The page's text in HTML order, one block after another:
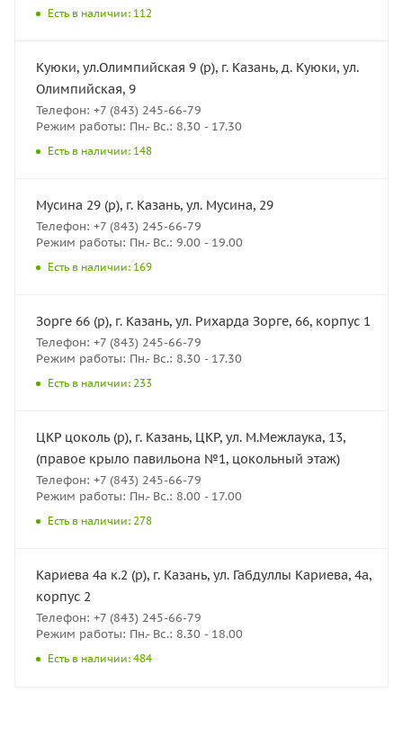
Есть в наличии: 112
Куюки, ул.Олимпийская 9 (р), г. Казань, д. Куюки, ул.
Олимпийская, 9
Телефон: +7 (843) 245-66-79
Режим работы: Пн.- Вс.: 8.30 - 17.30
Есть в наличии: 148
Мусина 29 (р), г. Казань, ул. Мусина, 29
Телефон: +7 (843) 245-66-79
Режим работы: Пн.- Вс.: 9.00 - 19.00
Есть в наличии: 169
Зорге 66 (р), г. Казань, ул. Рихарда Зорге, 66, корпус 1
Телефон: +7 (843) 245-66-79
Режим работы: Пн.- Вс.: 8.30 - 17.30
Есть в наличии: 233
ЦКР цоколь (р), г. Казань, ЦКР, ул. М.Межлаука, 13,
(правое крыло павильона №1, цокольный этаж)
Телефон: +7 (843) 245-66-79
Режим работы: Пн.- Вс.: 8.00 - 17.00
Есть в наличии: 278
Кариева 4а к.2 (р), г. Казань, ул. Габдуллы Кариева, 4а,
корпус 2
Телефон: +7 (843) 245-66-79
Режим работы: Пн.- Вс.: 8.30 - 18.00
Есть в наличии: 484